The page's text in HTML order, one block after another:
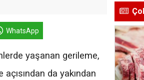
WhatsApp
yaşanan gerileme,
da yakından